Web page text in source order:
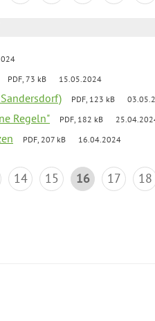
PDF, 73 kB 15.05.2024
PDF, 123 kB
Regeln" PDF, 182 kB
PDF, 207 kB 16.04.2024
14 15 16 17 18